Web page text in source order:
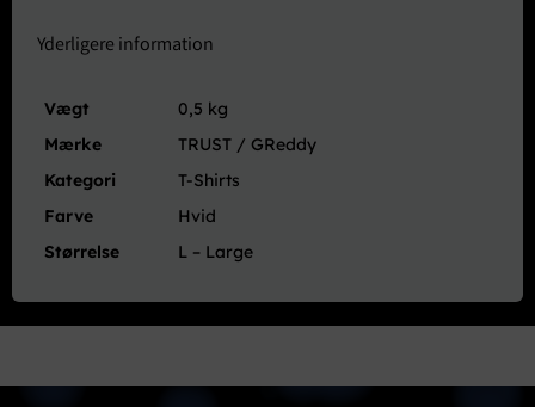
Yderligere information
Vægt
0,5 kg
Mærke
TRUST / GReddy
Kategori
T-Shirts
Farve
Hvid
Størrelse
L – Large